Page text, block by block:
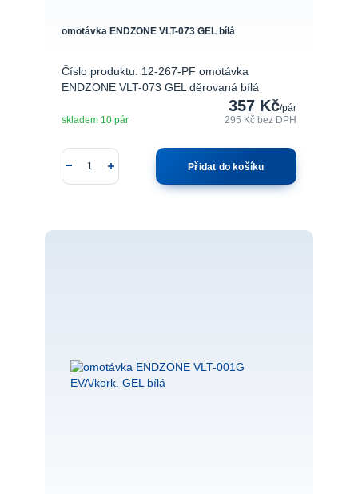
omotávka ENDZONE VLT-073 GEL bílá
Číslo produktu: 12-267-PF omotávka
ENDZONE VLT-073 GEL děrovaná bílá
357 Kč/pár
295 Kč bez DPH
skladem 10 pár
Přidat do košíku